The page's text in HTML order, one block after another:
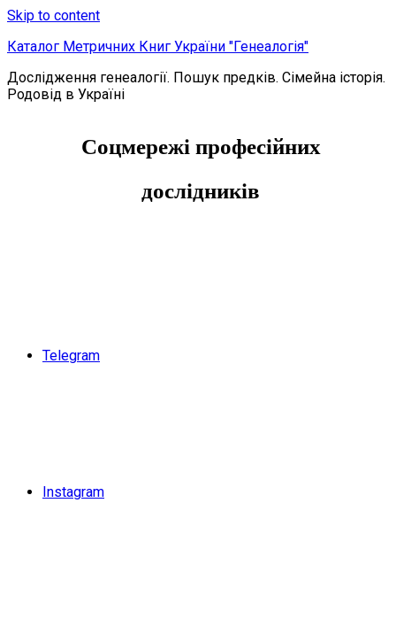
Skip to content
Каталог Метричних Книг України "Генеалогія"
Дослідження генеалогії. Пошук предків. Сімейна історія.
Родовід в Україні
Соцмережі професійних
дослідників
Telegram
Instagram